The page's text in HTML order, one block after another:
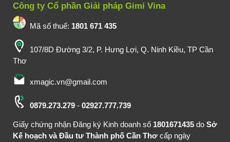
Công ty Cổ phần Giải pháp Gimi Vina
Mã số thuế: 1801 671 435
107/8D Đường 3/2, P. Hưng Lợi, Q. Ninh Kiều, TP Cần
Thơ
xmagic.vn@gmail.com
0879.273.279- 02927.777.739
Giấy chứng nhận Đăng ký Kinh doanh số 1801671435 do Sở
Kế hoạch và Đầu tư Thành phố Cần Thơ cấp ngày